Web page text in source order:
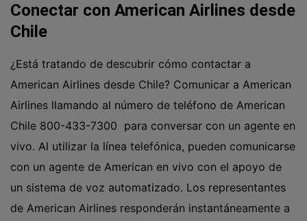
Conectar con American Airlines desde
Chile
¿Está tratando de descubrir cómo contactar a
American Airlines desde Chile? Comunicar a American
Airlines llamando al número de teléfono de American
Chile 800-433-7300 para conversar con un agente en
vivo. Al utilizar la línea telefónica, pueden comunicarse
con un agente de American en vivo con el apoyo de
un sistema de voz automatizado. Los representantes
de American Airlines responderán instantáneamente a